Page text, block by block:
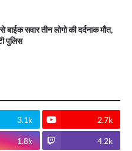
बाईक सवार तीन लोगो की दर्दनाक मौत,
पुलिस
3.1k 2.7k
1.8k 4.2k